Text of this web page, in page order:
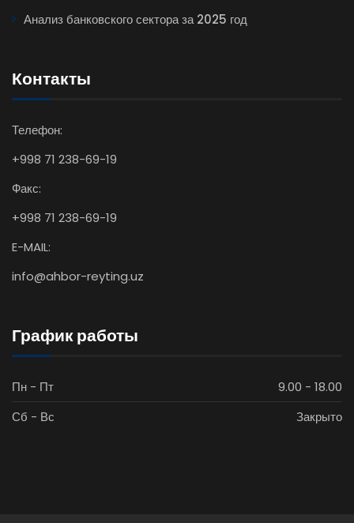
Анализ банковского сектора за 2025 год
Контакты
Телефон:
+998 71 238-69-19
Факс:
+998 71 238-69-19
E-MAIL:
info@ahbor-reyting.uz
График работы
Пн - Пт
9.00 - 18.00
Сб - Вс
Закрыто